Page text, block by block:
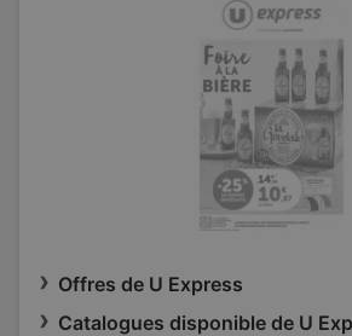
Offres de U Express
Catalogues disponible de U